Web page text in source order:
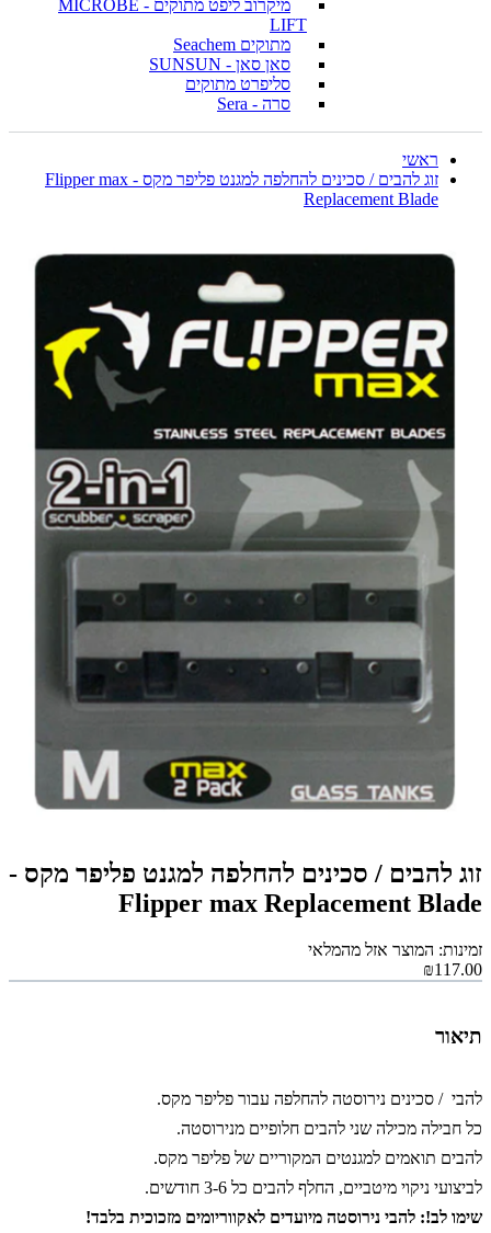
מיקרוב ליפט מתוקים - MICROBE
LIFT
מתוקים Seachem
סאן סאן - SUNSUN
סליפרט מתוקים
סרה - Sera
ראשי
זוג להבים / סכינים להחלפה למגנט פליפר מקס - Flipper max
Replacement Blade
זוג להבים / סכינים להחלפה למגנט פליפר מקס -
Flipper max Replacement Blade
זמינות: המוצר אזל מהמלאי
₪117.00
תיאור
להבי / סכינים נירוסטה להחלפה עבור פליפר מקס.
כל חבילה מכילה שני להבים חלופיים מנירוסטה.
להבים תואמים למגנטים המקוריים של פליפר מקס.
לביצועי ניקוי מיטביים, החלף להבים כל 3-6 חודשים.
שימו לב!: להבי נירוסטה מיועדים לאקווריומים מזכוכית בלבד!